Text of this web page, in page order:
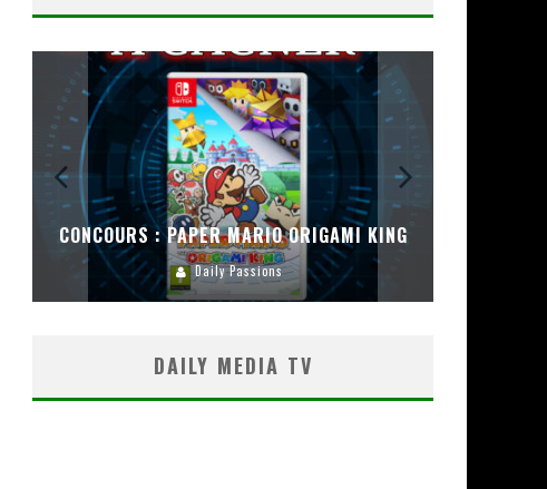
CONCOURS : PAPER MARIO ORIGAMI KING
Daily Passions
DAILY MEDIA TV